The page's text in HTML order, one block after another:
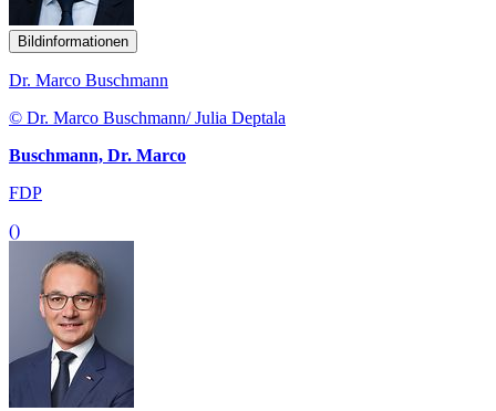
Bildinformationen
Dr. Marco Buschmann
© Dr. Marco Buschmann/ Julia Deptala
Buschmann, Dr. Marco
FDP
()